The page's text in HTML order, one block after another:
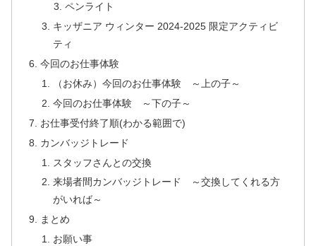
ペンライト
キッザニア ウィンター 2024-2025 限定アクティビ
ティ
今回のお仕事体験
（お休み）今回のお仕事体験 ～上の子～
今回のお仕事体験 ～下の子～
お仕事受付終了順(わかる範囲で)
カンバッジトレード
スタッフさんとの交換
来場者間カンバッジトレード ～交換してくれる方
がいれば～
まとめ
お願い事